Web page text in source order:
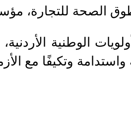
الصحة للتجارة،
وتكيفًا مع